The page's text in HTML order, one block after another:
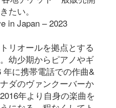
たい。
in Japan – 2023
リオールを拠点とする
幼少期からピアノやギ
年に携帯電話での作曲&
ダのヴァンクーバーか
年より自身の楽曲を